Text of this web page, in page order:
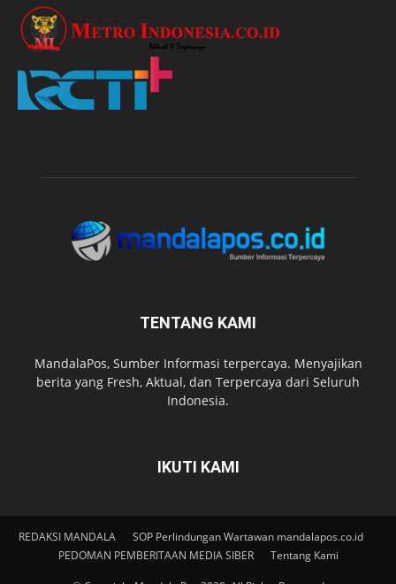
TENTANG KAMI
MandalaPos, Sumber Informasi terpercaya. Menyajikan
berita yang Fresh, Aktual, dan Terpercaya dari Seluruh
Indonesia.
IKUTI KAMI
REDAKSI MANDALA
SOP Perlindungan Wartawan mandalapos.co.id
PEDOMAN PEMBERITAAN MEDIA SIBER
Tentang Kami